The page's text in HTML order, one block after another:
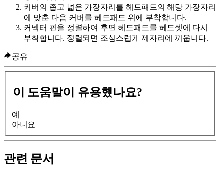
커버의 좁고 넓은 가장자리를 헤드패드의 해당 가장자리
에 맞춘 다음 커버를 헤드패드 위에 부착합니다.
커넥터 핀을 정렬하여 후면 헤드패드를 헤드셋에 다시
부착합니다. 정렬되면 조심스럽게 제자리에 끼웁니다.
공유
이 도움말이 유용했나요?
예
아니요
관련 문서